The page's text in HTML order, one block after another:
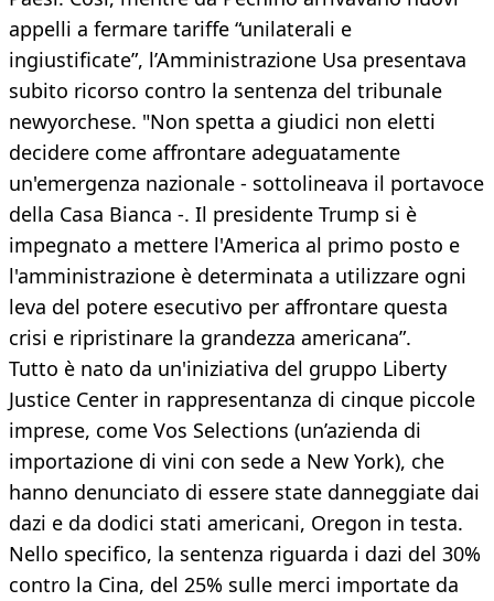
appelli a fermare tariffe “unilaterali e
ingiustificate”, l’Amministrazione Usa presentava
subito ricorso contro la sentenza del tribunale
newyorchese. "Non spetta a giudici non eletti
decidere come affrontare adeguatamente
un'emergenza nazionale - sottolineava il portavoce
della Casa Bianca -. Il presidente Trump si è
impegnato a mettere l'America al primo posto e
l'amministrazione è determinata a utilizzare ogni
leva del potere esecutivo per affrontare questa
crisi e ripristinare la grandezza americana”.
Tutto è nato da un'iniziativa del gruppo Liberty
Justice Center in rappresentanza di cinque piccole
imprese, come Vos Selections (un’azienda di
importazione di vini con sede a New York), che
hanno denunciato di essere state danneggiate dai
dazi e da dodici stati americani, Oregon in testa.
Nello specifico, la sentenza riguarda i dazi del 30%
contro la Cina, del 25% sulle merci importate da